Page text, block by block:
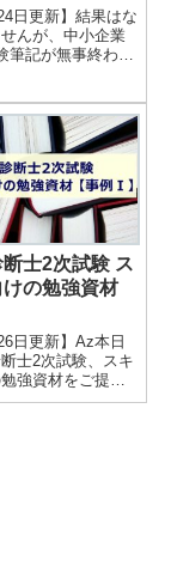
日更新】結果はな
んが、中小企業
筆記が無事終わり
試験の中でも最
試験の筆記。これ
強&試験で体力・
士2次試験 ス
の勉強資材
日更新】Az本日
士2次試験、スキ
強資材をご提供
企業診断士2次試
実施できる勉強